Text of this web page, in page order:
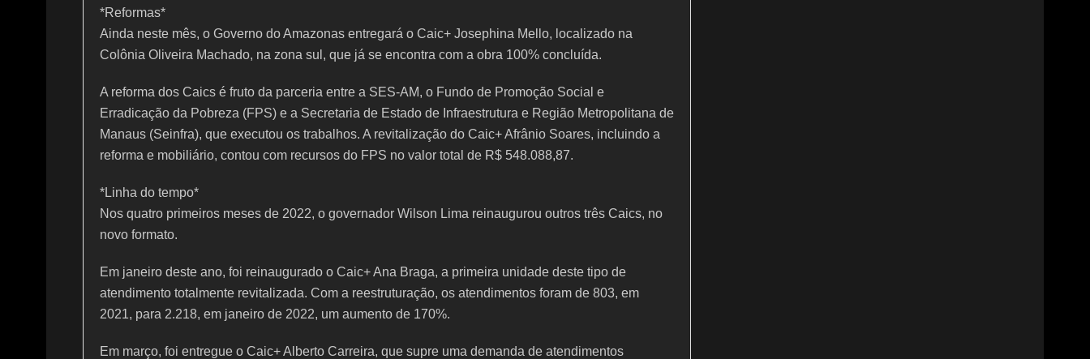
*Reformas*
Ainda neste mês, o Governo do Amazonas entregará o Caic+ Josephina Mello, localizado na
Colônia Oliveira Machado, na zona sul, que já se encontra com a obra 100% concluída.
A reforma dos Caics é fruto da parceria entre a SES-AM, o Fundo de Promoção Social e
Erradicação da Pobreza (FPS) e a Secretaria de Estado de Infraestrutura e Região Metropolitana de
Manaus (Seinfra), que executou os trabalhos. A revitalização do Caic+ Afrânio Soares, incluindo a
reforma e mobiliário, contou com recursos do FPS no valor total de R$ 548.088,87.
*Linha do tempo*
Nos quatro primeiros meses de 2022, o governador Wilson Lima reinaugurou outros três Caics, no
novo formato.
Em janeiro deste ano, foi reinaugurado o Caic+ Ana Braga, a primeira unidade deste tipo de
atendimento totalmente revitalizada. Com a reestruturação, os atendimentos foram de 803, em
2021, para 2.218, em janeiro de 2022, um aumento de 170%.
Em março, foi entregue o Caic+ Alberto Carreira, que supre uma demanda de atendimentos